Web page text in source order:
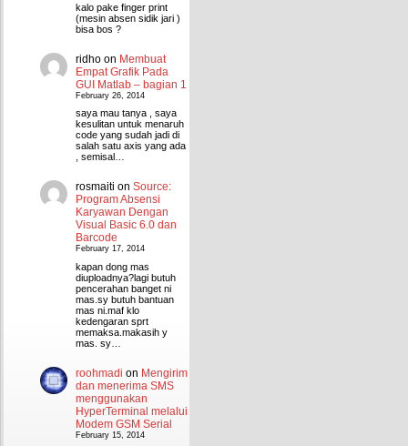
kalo pake finger print
(mesin absen sidik jari )
bisa bos ?
ridho on Membuat
Empat Grafik Pada
GUI Matlab – bagian 1
February 26, 2014
saya mau tanya , saya
kesulitan untuk menaruh
code yang sudah jadi di
salah satu axis yang ada
, semisal…
rosmaiti on Source:
Program Absensi
Karyawan Dengan
Visual Basic 6.0 dan
Barcode
February 17, 2014
kapan dong mas
diuploadnya?lagi butuh
pencerahan banget ni
mas.sy butuh bantuan
mas ni.maf klo
kedengaran sprt
memaksa.makasih y
mas. sy…
roohmadi on Mengirim
dan menerima SMS
menggunakan
HyperTerminal melalui
Modem GSM Serial
February 15, 2014